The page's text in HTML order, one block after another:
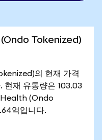
Tokenized)
의 현재 가격
현재 유통량은 103.03
Health (Ondo
억입니다.